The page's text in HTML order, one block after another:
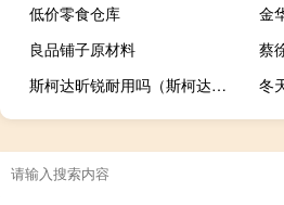
低价零食仓库
金
良品铺子原材料
蔡
斯柯达昕锐耐用吗（斯柯达昕锐致命缺点）
冬